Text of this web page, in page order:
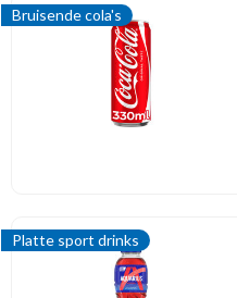
Bruisende cola's
Platte sport drinks